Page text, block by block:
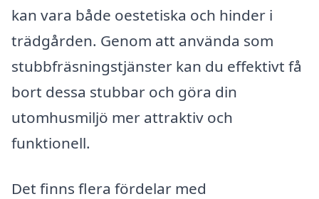
kan vara både oestetiska och hinder i
trädgården. Genom att använda som
stubbfräsningstjänster kan du effektivt få
bort dessa stubbar och göra din
utomhusmiljö mer attraktiv och
funktionell.
Det finns flera fördelar med